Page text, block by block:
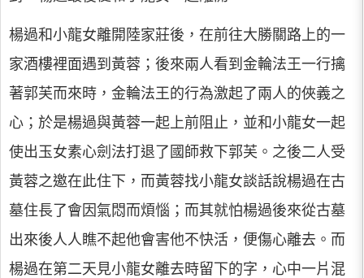
楊過和小龍女離開陸家莊後，在前往大勝關路上的一
家酒樓裡面遇到黃蓉；後來兩人看到金輪法王一行擒
著郭芙而來時，金輪法王的行為激起了兩人的俠義之
心；於是楊過與黃蓉一起上前阻止，並和小龍女一起
使出玉女素心劍法打退了國師救下郭芙。之後二人受
黃蓉之邀在此住下，而黃蓉找小龍女談話說楊過在古
墓住長了會因氣悶而煩惱；而其就怕楊過後來從古墓
出來後人人瞧不起他會害他不快活，便傷心離去。而
楊過在第二天見小龍女離去時留下的字，心中一片混